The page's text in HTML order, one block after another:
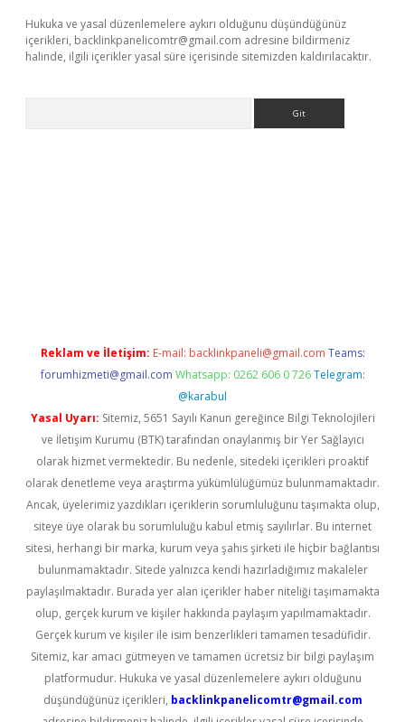
Hukuka ve yasal düzenlemelere aykırı olduğunu düşündüğünüz
içerikleri, backlinkpanelicomtr@gmail.com adresine bildirmeniz
halinde, ilgili içerikler yasal süre içerisinde sitemizden kaldırılacaktır.
Reklam ve İletişim: E-mail: backlinkpaneli@gmail.com Teams:
forumhizmeti@gmail.com Whatsapp: 0262 606 0 726 Telegram:
@karabul
Yasal Uyarı: Sitemiz, 5651 Sayılı Kanun gereğince Bilgi Teknolojileri
ve İletişim Kurumu (BTK) tarafından onaylanmış bir Yer Sağlayıcı
olarak hizmet vermektedir. Bu nedenle, sitedeki içerikleri proaktif
olarak denetleme veya araştırma yükümlülüğümüz bulunmamaktadır.
Ancak, üyelerimiz yazdıkları içeriklerin sorumluluğunu taşımakta olup,
siteye üye olarak bu sorumluluğu kabul etmiş sayılırlar. Bu internet
sitesi, herhangi bir marka, kurum veya şahıs şirketi ile hiçbir bağlantısı
bulunmamaktadır. Sitede yalnızca kendi hazırladığımız makaleler
paylaşılmaktadır. Burada yer alan içerikler haber niteliği taşımamakta
olup, gerçek kurum ve kişiler hakkında paylaşım yapılmamaktadır.
Gerçek kurum ve kişiler ile isim benzerlikleri tamamen tesadüfidir.
Sitemiz, kar amacı gütmeyen ve tamamen ücretsiz bir bilgi paylaşım
platformudur. Hukuka ve yasal düzenlemelere aykırı olduğunu
düşündüğünüz içerikleri, backlinkpanelicomtr@gmail.com